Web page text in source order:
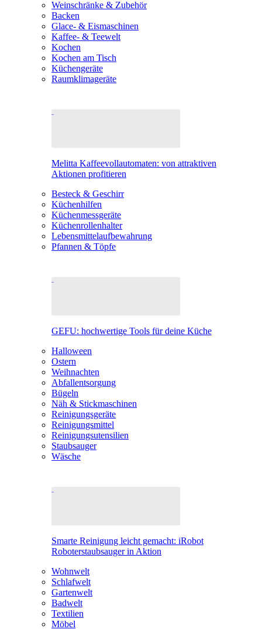
Weinschränke & Zubehör
Backen
Glace- & Eismaschinen
Kaffee- & Teewelt
Kochen
Kochen am Tisch
Küchengeräte
Raumklimageräte
Melitta Kaffeevollautomaten: von attraktiven
Aktionen profitieren
Besteck & Geschirr
Küchenhilfen
Küchenmessgeräte
Küchenrollenhalter
Lebensmittelaufbewahrung
Pfannen & Töpfe
GEFU: hochwertige Tools für deine Küche
Halloween
Ostern
Weihnachten
Abfallentsorgung
Bügeln
Näh & Stickmaschinen
Reinigungsgeräte
Reinigungsmittel
Reinigungsutensilien
Staubsauger
Wäsche
Smarte Reinigung leicht gemacht: iRobot
Roboterstaubsauger in Aktion
Wohnwelt
Schlafwelt
Gartenwelt
Badwelt
Textilien
Möbel